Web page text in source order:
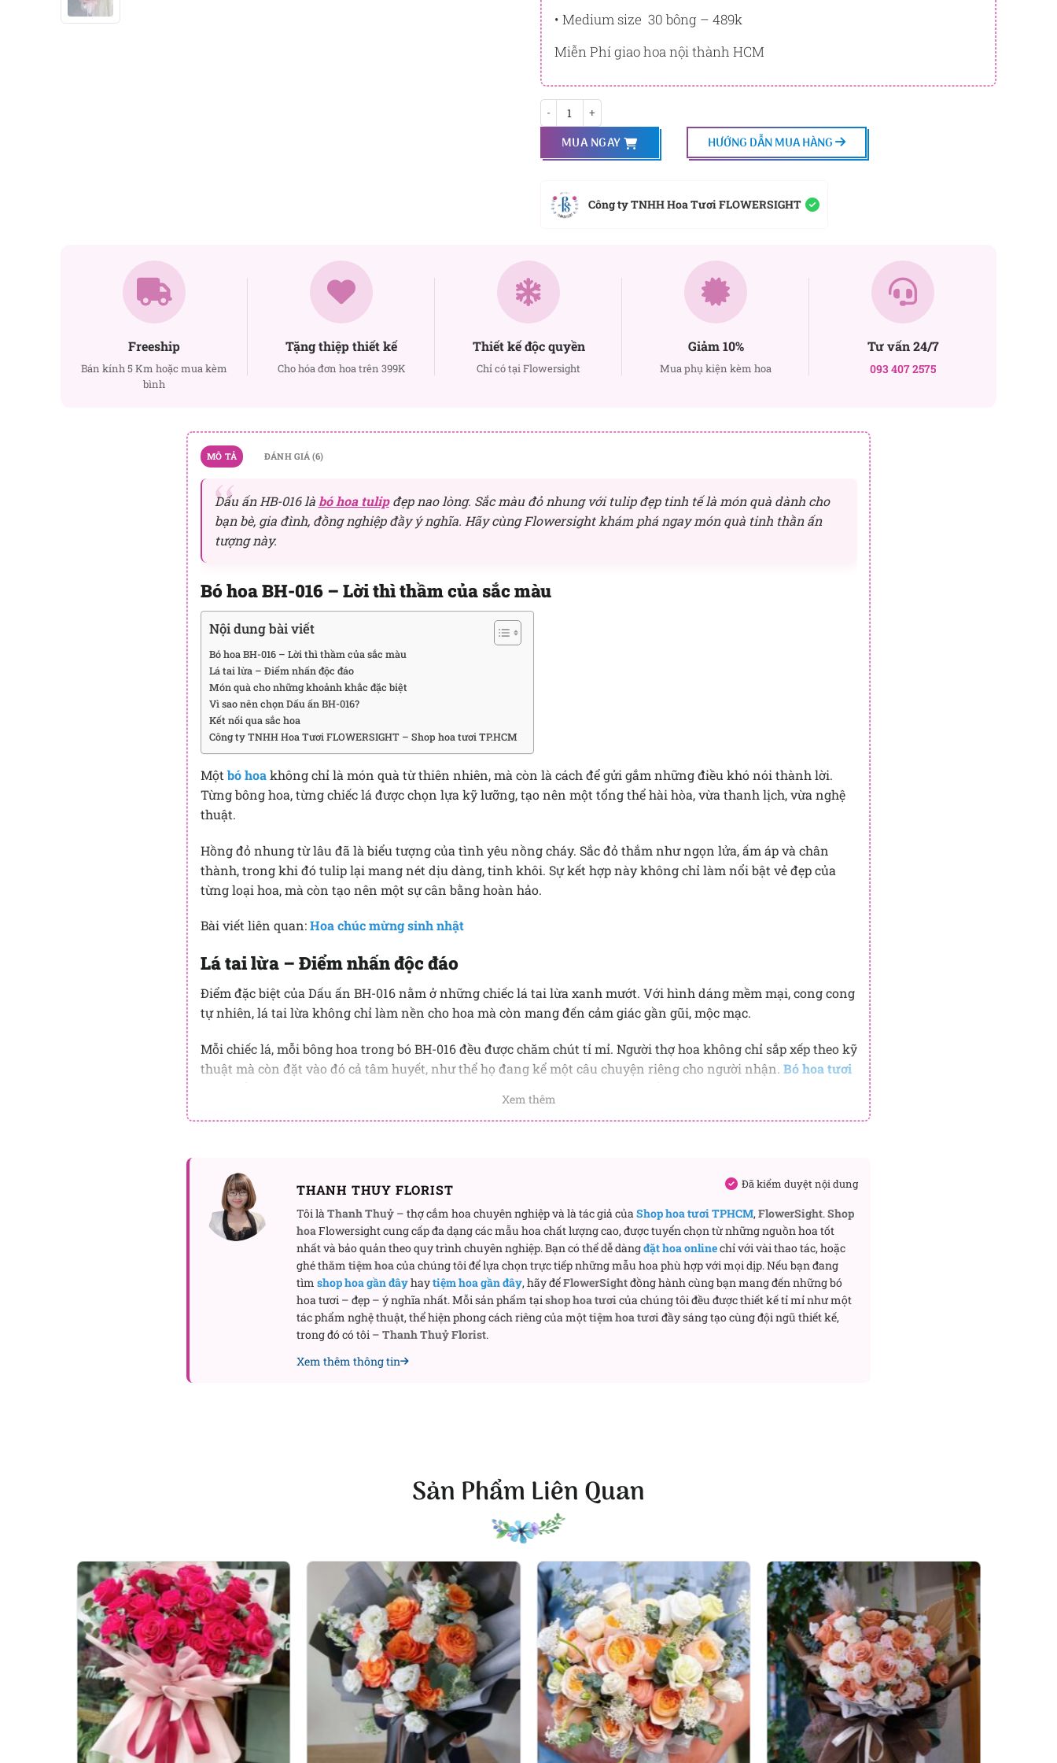
• Medium size 30 bông – 489k
Miễn Phí giao hoa nội thành HCM
MUA NGAY HƯỚNG DẪN MUA HÀNG
Công ty TNHH Hoa Tươi FLOWERSIGHT
Freeship
Bán kính 5 Km hoặc mua kèm
bình
Tặng thiệp thiết kế
Cho hóa đơn hoa trên 399K
Thiết kế độc quyền
Chỉ có tại Flowersight
Giảm 10%
Mua phụ kiện kèm hoa
Tư vấn 24/7
093 407 2575
MÔ TẢ ĐÁNH GIÁ (6)
Dấu ấn HB-016 là bó hoa tulipđẹp nao lòng. Sắc màu đỏ nhung với tulip đẹp tinh tế là món quà dành cho
bạn bè, gia đình, đồng nghiệp đầy ý nghĩa. Hãy cùng Flowersight khám phá ngay món quà tinh thần ấn
tượng này.
Bó hoa BH-016 – Lời thì thầm của sắc màu
Nội dung bài viết
Bó hoa BH-016 – Lời thì thầm của sắc màu
Lá tai lừa – Điểm nhấn độc đáo
Món quà cho những khoảnh khắc đặc biệt
Vì sao nên chọn Dấu ấn BH-016?
Kết nối qua sắc hoa
Công ty TNHH Hoa Tươi FLOWERSIGHT – Shop hoa tươi TP.HCM
Mộtbó hoakhông chỉ là món quà từ thiên nhiên, mà còn là cách để gửi gắm những điều khó nói thành lời.
Từng bông hoa, từng chiếc lá được chọn lựa kỹ lưỡng, tạo nên một tổng thể hài hòa, vừa thanh lịch, vừa nghệ
thuật.
Hồng đỏ nhung từ lâu đã là biểu tượng của tình yêu nồng cháy. Sắc đỏ thắm như ngọn lửa, ấm áp và chân
thành, trong khi đó tulip lại mang nét dịu dàng, tinh khôi. Sự kết hợp này không chỉ làm nổi bật vẻ đẹp của
từng loại hoa, mà còn tạo nên một sự cân bằng hoàn hảo.
Bài viết liên quan:Hoa chúc mừng sinh nhật
Lá tai lừa – Điểm nhấn độc đáo
Điểm đặc biệt của Dấu ấn BH-016 nằm ở những chiếc lá tai lừa xanh mướt. Với hình dáng mềm mại, cong cong
tự nhiên, lá tai lừa không chỉ làm nền cho hoa mà còn mang đến cảm giác gần gũi, mộc mạc.
Mỗi chiếc lá, mỗi bông hoa trong bó BH-016 đều được chăm chút tỉ mỉ. Người thợ hoa không chỉ sắp xếp theo kỹ
thuật mà còn đặt vào đó cả tâm huyết, như thể họ đang kể một câu chuyện riêng cho người nhận. Bó hoa tươi
Món quà cho những khoảnh khắc đặc biệt
bày tỏ lòng yêu thương. Sắc đỏ phù hợp để nói lời yêu, trong khi tulip lại là cách để gửi lời chúc tốt đẹp, sự trân
trọng đến người thân, bạn bè.
Hãy tưởng tượng một buổi chiều dịu dàng, khi ánh nắng vàng nhạt chiếu qua cửa sổ. Bó hoa được đặt trên
bàn, tỏa hương thơm nhẹ nhàng. Hương hoa hồng hòa quyện cùng sự tươi mát của tulip và lá xanh, mang đến
cảm giác bình yên.
Khám phá ngay:
Hoa mừng sinh nhật
này được thiết kế để giữ được độ tươi lâu, với cách gói gọn gàng, dễ dàng vận chuyển.
Người nhận không chỉ cảm nhận được vẻ đẹp ngay từ cái nhìn đầu tiên, mà còn có thể tận hưởng sự tươi mới
Xem thêm
THANH THUY FLORIST Đã kiểm duyệt nội dung
Tôi làThanh Thuỷ – thợ cắm hoa chuyên nghiệp và là tác giả củaShop hoa tươi TPHCM,FlowerSight.Shop
hoaFlowersight cung cấp đa dạng các mẫu hoa chất lượng cao, được tuyển chọn từ những nguồn hoa tốt
nhất và bảo quản theo quy trình chuyên nghiệp. Bạn có thể dễ dàngđặt hoa onlinechỉ với vài thao tác, hoặc
ghé thăm tiệm hoacủa chúng tôi để lựa chọn trực tiếp những mẫu hoa phù hợp với mọi dịp. Nếu bạn đang
tìm shop hoa gần đâyhaytiệm hoa gần đây, hãy đểFlowerSightđồng hành cùng bạn mang đến những bó
hoa tươi – đẹp – ý nghĩa nhất. Mỗi sản phẩm tạishop hoa tươicủa chúng tôi đều được thiết kế tỉ mỉ như một
tác phẩm nghệ thuật, thể hiện phong cách riêng của mộttiệm hoa tươiđầy sáng tạo cùng đội ngũ thiết kế,
trong đó có tôi – Thanh Thuỷ Florist.
Xem thêm thông tin
Sản Phẩm Liên Quan